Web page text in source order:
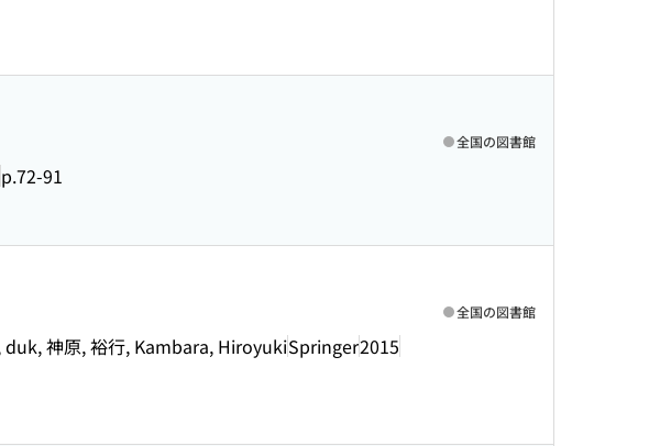
p.72-91
全国の図書館
神原, 裕行, Kambara, HiroyukiSpringer2015
全国の図書館